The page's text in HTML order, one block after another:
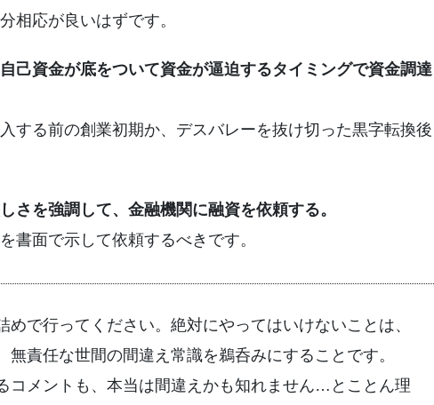
相応が良いはずです。
己資金が底をついて資金が逼迫するタイミングで資金調達
する前の創業初期か、デスバレーを抜け切った黒字転換後
さを強調して、金融機関に融資を依頼する。
書面で示して依頼するべきです。
めで行ってください。絶対にやってはいけないことは、
無責任な世間の間違え常識を鵜呑みにすることです。
コメントも、本当は間違えかも知れません…とことん理